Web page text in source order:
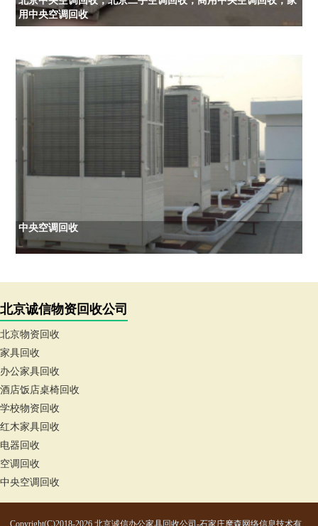
用中央空调回收
中央空调回收
北京诚信物资回收公司
北京物资回收
家具回收
办公家具回收
酒店饭店桌椅回收
学校物资回收
红木家具回收
电器回收
空调回收
中央空调回收